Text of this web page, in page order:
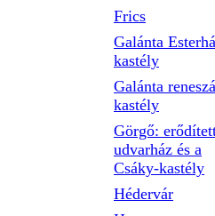
Frics
Galánta
kastély
Galánta
kastély
Görgő:
udvarház és a
Csáky-kastély
Hédervár